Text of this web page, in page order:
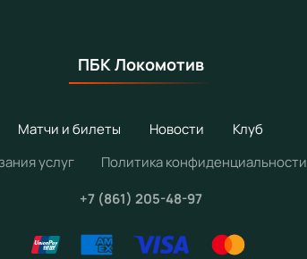
ПБК Локомотив
Матчи и билеты Новости
Клуб
услуг Политика конфиденциальности
+7 (861) 205-48-97